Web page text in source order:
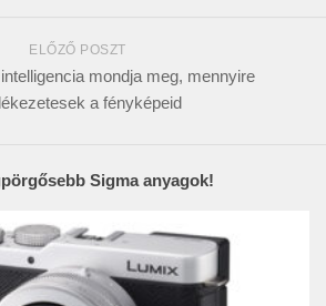
ELŐZŐ POSZT
mondja meg, mennyire
a fényképeid
Sigma anyagok!